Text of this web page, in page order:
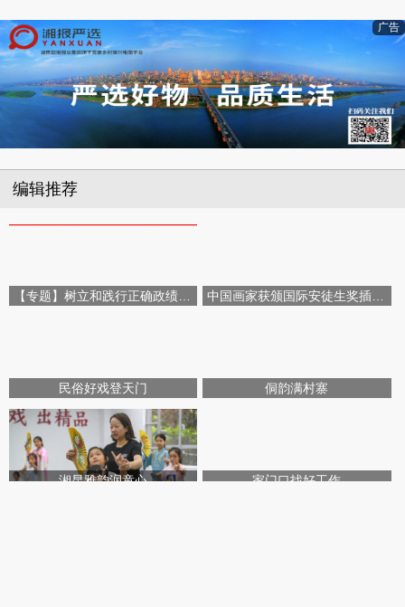
广告
编辑推荐
民俗好戏登天门 侗韵满村寨
湘昆雅韵润童心 家门口找好工作